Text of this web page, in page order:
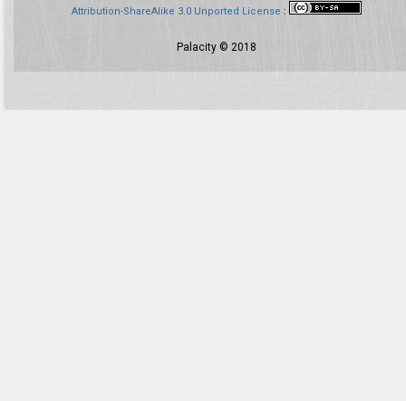
Attribution-ShareAlike 3.0 Unported License :
Palacity © 2018